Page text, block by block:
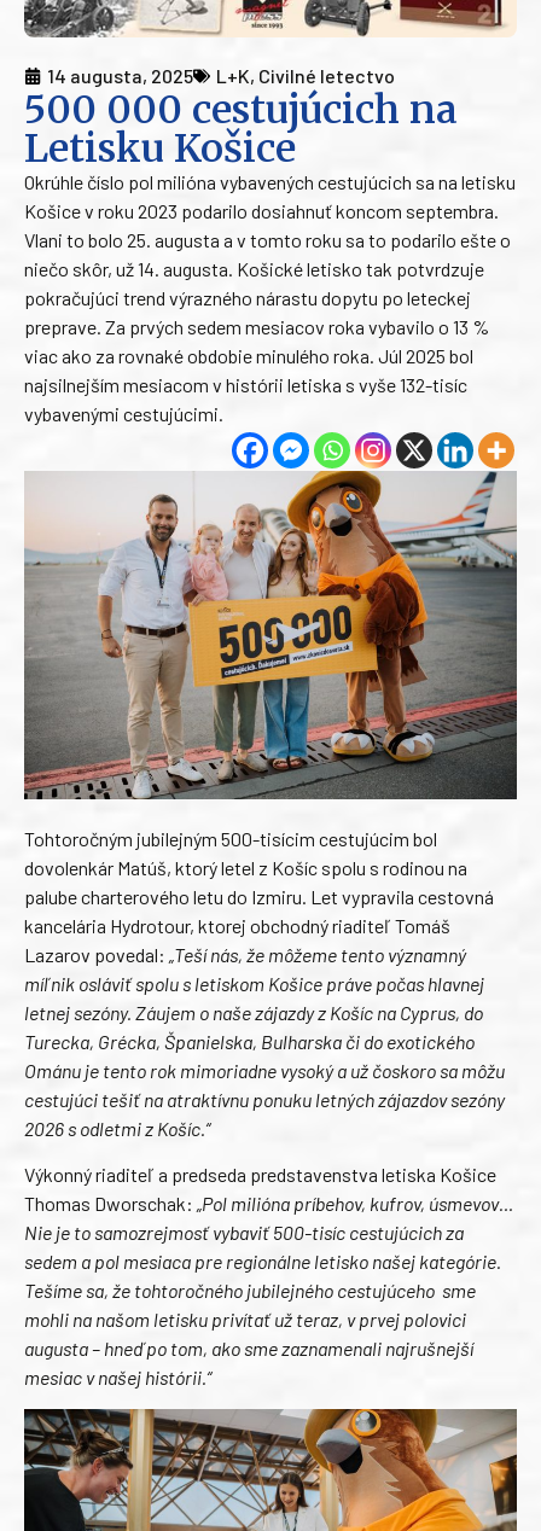
14 augusta, 2025 L+K, Civilné letectvo
500 000 cestujúcich na
Letisku Košice
Okrúhle číslo pol milióna vybavených cestujúcich sa na letisku
Košice v roku 2023 podarilo dosiahnuť koncom septembra.
Vlani to bolo 25. augusta a v tomto roku sa to podarilo ešte o
niečo skôr, už 14. augusta. Košické letisko tak potvrdzuje
pokračujúci trend výrazného nárastu dopytu po leteckej
preprave. Za prvých sedem mesiacov roka vybavilo o 13 %
viac ako za rovnaké obdobie minulého roka. Júl 2025 bol
najsilnejším mesiacom v histórii letiska s vyše 132-tisíc
vybavenými cestujúcimi.
Tohtoročným jubilejným 500-tisícim cestujúcim bol
dovolenkár Matúš, ktorý letel z Košíc spolu s rodinou na
palube charterového letu do Izmiru. Let vypravila cestovná
kancelária Hydrotour, ktorej obchodný riaditeľ Tomáš
Lazarov povedal: „Teší nás, že môžeme tento významný
míľnik osláviť spolu s letiskom Košice práve počas hlavnej
letnej sezóny. Záujem o naše zájazdy z Košíc na Cyprus, do
Turecka, Grécka, Španielska, Bulharska či do exotického
Ománu je tento rok mimoriadne vysoký a už čoskoro sa môžu
cestujúci tešiť na atraktívnu ponuku letných zájazdov sezóny
2026 s odletmi z Košíc.“
Výkonný riaditeľ a predseda predstavenstva letiska Košice
Thomas Dworschak: „Pol milióna príbehov, kufrov, úsmevov…
Nie je to samozrejmosť vybaviť 500-tisíc cestujúcich za
sedem a pol mesiaca pre regionálne letisko našej kategórie.
Tešíme sa, že tohtoročného jubilejného cestujúceho sme
mohli na našom letisku privítať už teraz, v prvej polovici
augusta – hneď po tom, ako sme zaznamenali najrušnejší
mesiac v našej histórii.“